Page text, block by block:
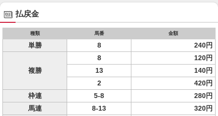
払戻金
種類 馬番 金額
単勝 8 240円
複勝
8
120円
13
140円
2
420円
枠連
5-8
280円
馬連
8-13 320円